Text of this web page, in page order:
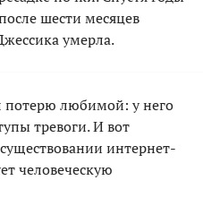
шести месяцев
умерла.
потерю любимой: у него
тревоги. И вот
интернет-
человеческую